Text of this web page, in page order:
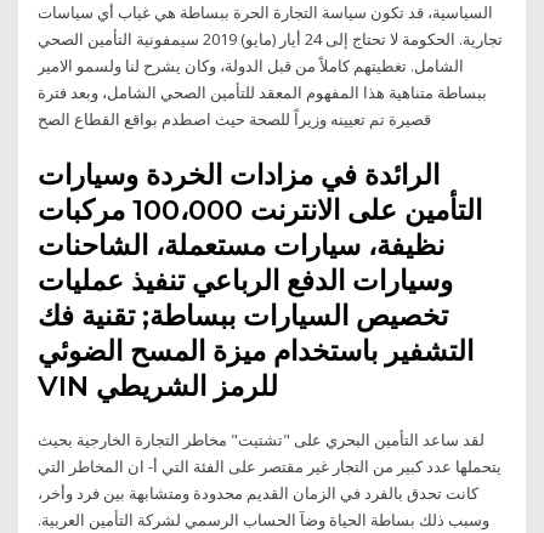
السياسية، قد تكون سياسة التجارة الحرة ببساطة هي غياب أي سياسات
تجارية. الحكومة لا تحتاج إلى 24 أيار (مايو) 2019 سيمفونية التأمين الصحي
الشامل. تغطيتهم كاملاً من قبل الدولة، وكان يشرح لنا ولسمو الامير
ببساطة متناهية هذا المفهوم المعقد للتأمين الصحي الشامل، وبعد فترة
قصيرة تم تعيينه وزيراً للصحة حيث اصطدم بواقع القطاع الصح
الرائدة في مزادات الخردة وسيارات
التأمين على الانترنت 100،000 مركبات
نظيفة، سيارات مستعملة، الشاحنات
وسيارات الدفع الرباعي تنفيذ عمليات
تخصيص السيارات ببساطة; تقنية فك
التشفير باستخدام ميزة المسح الضوئي
لقد ساعد التأمين البحري على "تشتيت" مخاطر التجارة الخارجية بحيث
يتحملها عدد كبير من التجار غير مقتصر على الفئة التي أ- ان المخاطر التي
كانت تحدق بالفرد في الزمان القديم محدودة ومتشابهة بين فرد وأخر،
وسبب ذلك بساطة الحياة وضآ الحساب الرسمي لشركة التأمين العربية.